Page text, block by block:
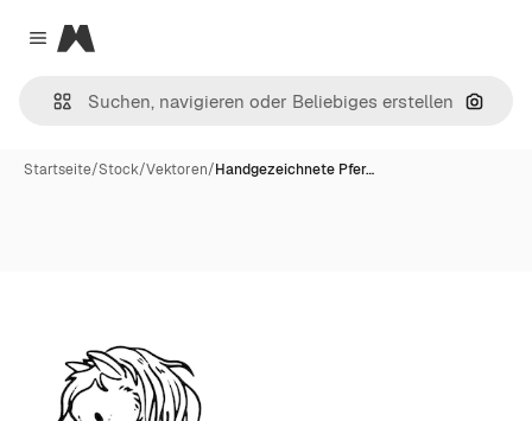
Close menu
Magnific
Nach
Startseite/Stock/Vektoren/Handgezeichnete Pfer…